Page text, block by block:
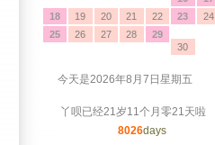
18
19 20 21 22 23
24
25
26 27 28
29
30
今天是2026年8月7日星期五
丫呗已经21岁11个月零21天啦
8026days